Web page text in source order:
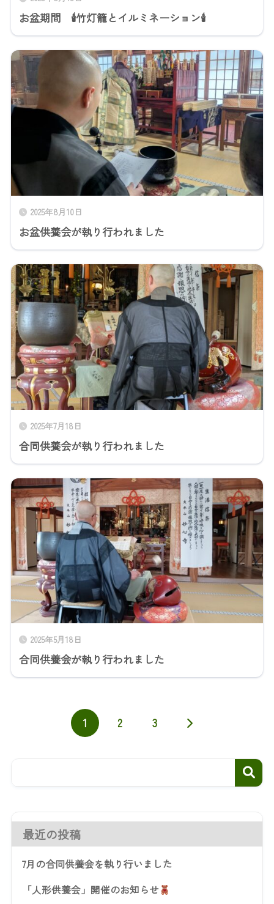
お盆期間 🕯竹灯籠とイルミネーション🕯
2025年8月10日
お盆供養会が執り行われました
2025年7月18日
合同供養会が執り行われました
2025年5月18日
合同供養会が執り行われました
1 2 3
最近の投稿
7月の合同供養会を執り行いました
「人形供養会」開催のお知らせ